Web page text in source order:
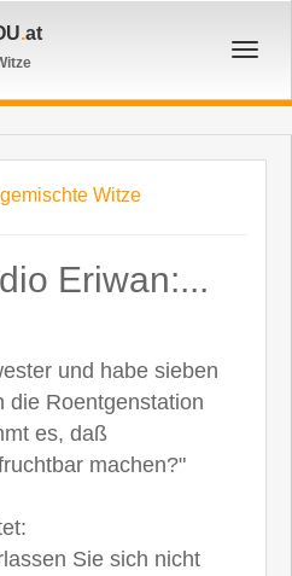
.at
gemischte Witze
Eriwan:...
und habe sieben
die Roentgenstation
es, daß
machen?"
Sie sich nicht